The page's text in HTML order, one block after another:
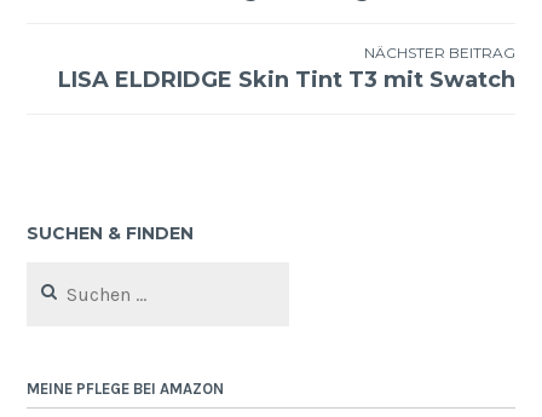
NÄCHSTER BEITRAG
LISA ELDRIDGE Skin Tint T3 mit Swatch
SUCHEN & FINDEN
nach:
MEINE PFLEGE BEI AMAZON